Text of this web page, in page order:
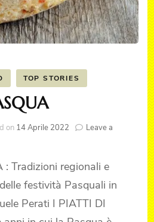
TOP STORIES
on 14 Aprile 2022
Leave a
: Tradizioni regionali e
festività Pasquali in
Perati I PIATTI DI